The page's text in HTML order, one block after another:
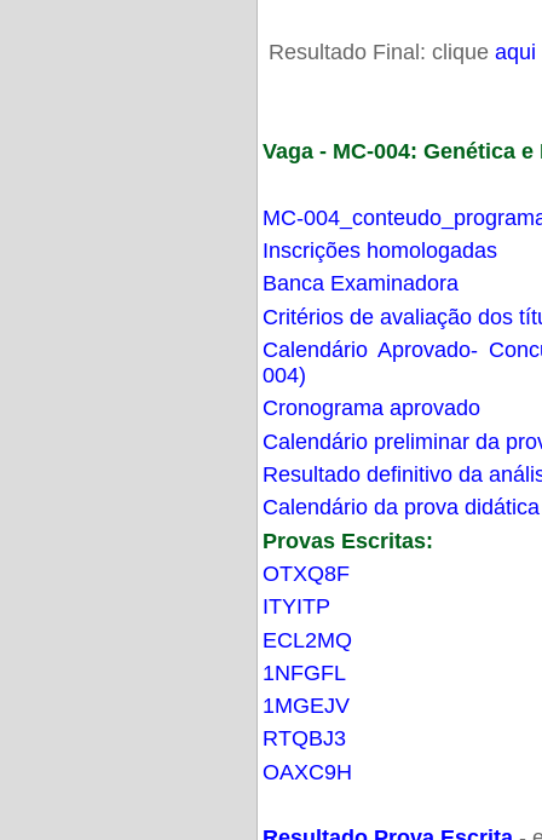
Resultado Final: clique aqui
Vaga - MC-004: Genética
MC-
Inscrições homologadas
Banca Examinadora
Critérios de avaliação dos
Calendário Aprovado-
004)
Cronograma aprovado
Calendário preliminar da
Resultado definitivo da
Calendário da prova didática
Provas Escritas:
OTXQ8F
ITYITP
ECL2MQ
1NFGFL
1MGEJV
RTQBJ3
OAXC9H